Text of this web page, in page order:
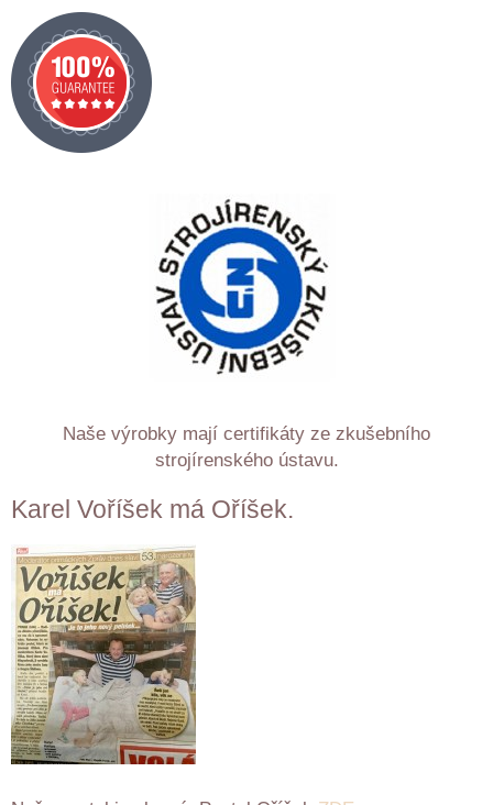
Naše výrobky mají certifikáty ze zkušebního
strojírenského ústavu.
Karel Voříšek má Oříšek.